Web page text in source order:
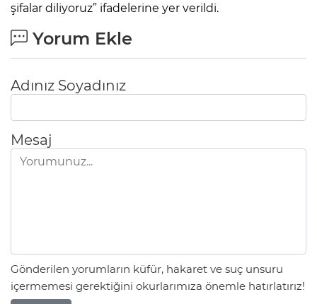
şifalar diliyoruz” ifadelerine yer verildi.
Yorum Ekle
Adınız Soyadınız
Mesaj
Gönderilen yorumların küfür, hakaret ve suç unsuru
içermemesi gerektiğini okurlarımıza önemle hatırlatırız!